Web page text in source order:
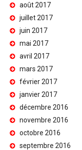
août 2017
juillet 2017
juin 2017
mai 2017
avril 2017
mars 2017
février 2017
janvier 2017
décembre 2016
novembre 2016
octobre 2016
septembre 2016